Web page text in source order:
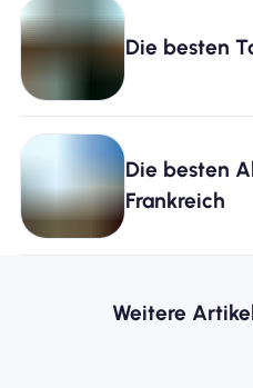
Die besten
Die besten
Frankreich
Weitere